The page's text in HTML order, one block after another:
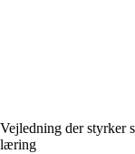
Vejledning der styrker
læring